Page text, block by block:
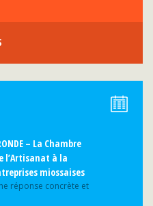
– La Chambre
l’Artisanat à la
miossaises
réponse concrète et